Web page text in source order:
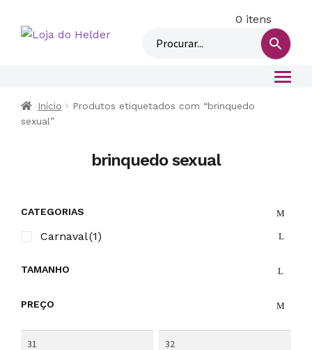
c
0 itens
Início
Produtos etiquetados com “brinquedo
sexual”
brinquedo sexual
CATEGORIAS
Carnaval(1)
TAMANHO
PREÇO